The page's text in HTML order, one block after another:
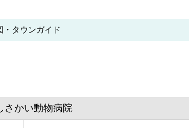
・タウンガイド
さかい動物病院